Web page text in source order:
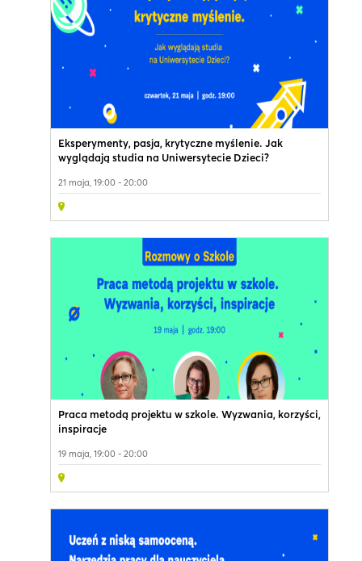
Eksperymenty, pasja, krytyczne myślenie. Jak
wyglądają studia na Uniwersytecie Dzieci?
21 maja, 19:00 - 20:00
Praca metodą projektu w szkole. Wyzwania, korzyści,
inspiracje
19 maja, 19:00 - 20:00